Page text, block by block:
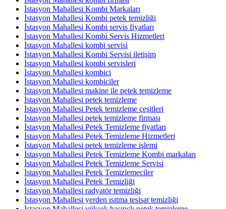
İstasyon Mahallesi Kombi Markaları
İstasyon Mahallesi Kombi petek temizliği
İstasyon Mahallesi Kombi servis fiyatları
İstasyon Mahallesi Kombi Servis Hizmetleri
İstasyon Mahallesi kombi servisi
İstasyon Mahallesi Kombi Servisi iletişim
İstasyon Mahallesi kombi servisleri
İstasyon Mahallesi kombici
İstasyon Mahallesi kombiciler
İstasyon Mahallesi makine ile petek temizleme
İstasyon Mahallesi petek temizleme
İstasyon Mahallesi Petek temizleme çeşitleri
İstasyon Mahallesi petek temizleme firması
İstasyon Mahallesi Petek Temizleme fiyatları
İstasyon Mahallesi Petek Temizleme Hizmetleri
İstasyon Mahallesi petek temizleme işlemi
İstasyon Mahallesi Petek Temizleme Kombi markaları
İstasyon Mahallesi Petek Temizleme Servisi
İstasyon Mahallesi Petek Temizlemeciler
İstasyon Mahallesi Petek Temizliği
İstasyon Mahallesi radyatör temizliği
İstasyon Mahallesi yerden ısıtma tesisat temizliği